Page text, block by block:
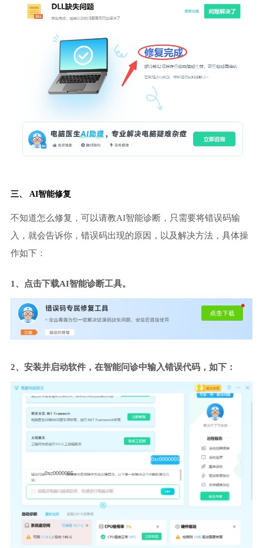
三、 AI智能修复
不知道怎么修复，可以请教AI智能诊断，只需要将错误码输
入，就会告诉你，错误码出现的原因，以及解决方法，具体操
作如下：
1、点击下载AI智能诊断工具。
2、安装并启动软件，在智能问诊中输入错误代码，如下：
0xc0000005
0xc0000005